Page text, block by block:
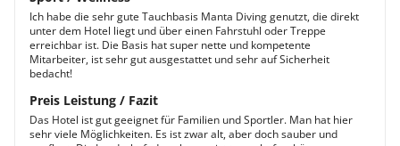
Ich habe die sehr gute Tauchbasis Manta Diving genutzt, die direkt
unter dem Hotel liegt und über einen Fahrstuhl oder Treppe
erreichbar ist. Die Basis hat super nette und kompetente
Mitarbeiter, ist sehr gut ausgestattet und sehr auf Sicherheit
bedacht!
Preis Leistung / Fazit
Das Hotel ist gut geeignet für Familien und Sportler. Man hat hier
sehr viele Möglichkeiten. Es ist zwar alt, aber doch sauber und